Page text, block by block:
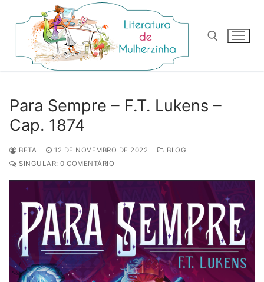
para
conteúdo
Para Sempre – F.T. Lukens –
Cap. 1874
BETA 12 DE NOVEMBRO DE 2022
BLOG
SINGULAR: 0 COMENTÁRIO